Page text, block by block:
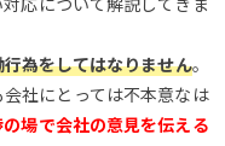
為をしてはなりません。
社にとっては不本意なは
場で会社の意見を伝える